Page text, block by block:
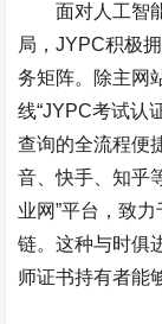
面对人工智
局，JYPC积极
务矩阵。除主网
线“JYPC考试认
查询的全流程便
音、快手、知乎
业网”平台，致力
链。这种与时俱
师证书持有者能